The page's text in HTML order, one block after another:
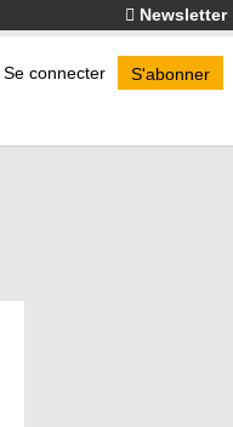
Newsletter
Se connecter S'abonner